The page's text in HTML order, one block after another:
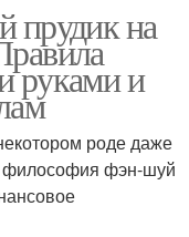
прудик на
руками и
роде даже
философия фэн-шуй